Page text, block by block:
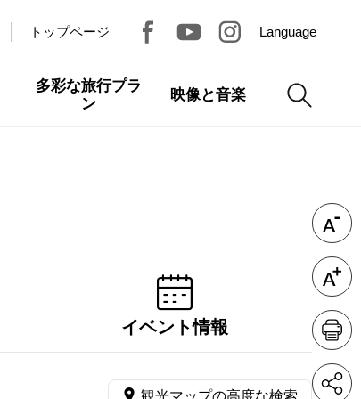
トップページ Language
多彩な旅行プラ
ン
映像と音楽
イベント情報
観光マップの高度な検索